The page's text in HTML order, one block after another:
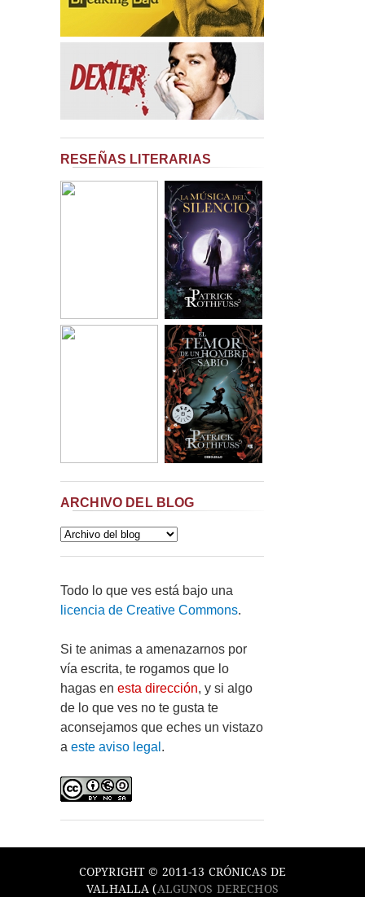
RESEÑAS LITERARIAS
ARCHIVO DEL BLOG
Todo lo que ves está bajo una
licencia de Creative Commons.
Si te animas a amenazarnos por
vía escrita, te rogamos que lo
hagas en esta dirección, y si algo
de lo que ves no te gusta te
aconsejamos que eches un vistazo
a este aviso legal .
COPYRIGHT © 2011-13 CRÓNICAS DE
VALHALLA (ALGUNOS DERECHOS